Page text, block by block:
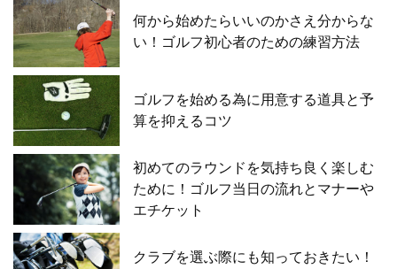
何から始めたらいいのかさえ分からな
い！ゴルフ初心者のための練習方法
ゴルフを始める為に用意する道具と予
算を抑えるコツ
初めてのラウンドを気持ち良く楽しむ
ために！ゴルフ当日の流れとマナーや
エチケット
クラブを選ぶ際にも知っておきたい！